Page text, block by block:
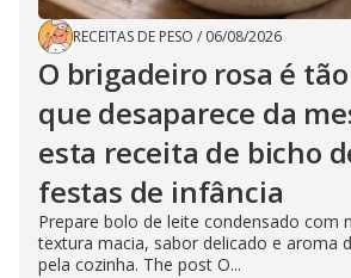
RECEITAS DE PESO / 06/08/2026
O brigadeiro rosa é
que desaparece da
esta receita de bicho
festas de infância
Prepare bolo de leite condensado com
textura macia, sabor delicado e aroma
pela cozinha. The post O...